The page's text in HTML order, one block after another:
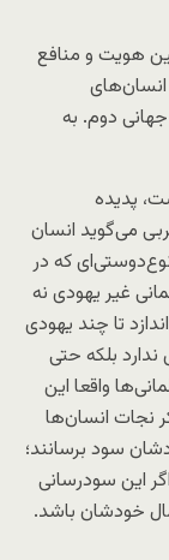
هویت و منافع
انسان‌های
دوم. به
پدیده
می‌گوید انسان
که در
غیر یهودی نه
تا چند یهودی
ندارد بلکه حتی
واقعا این
نجات انسان‌ها
سود برسانند؛
این سودرسانی
خودشان باشد.